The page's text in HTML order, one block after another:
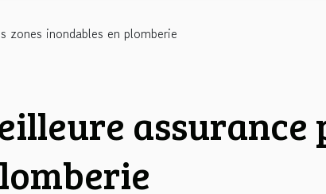
zones inondables en plomberie
assurance